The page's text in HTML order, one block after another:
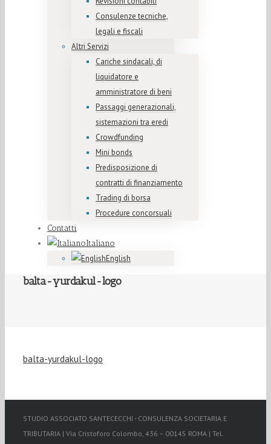
Consulenze tecniche,
legali e fiscali
Altri Servizi
Cariche sindacali, di
liquidatore e
amministratore di beni
Passaggi generazionali,
sistemazioni tra eredi
Crowdfunding
Mini bonds
Predisposizione di
contratti di finanziamento
Trading di borsa
Procedure concorsuali
Contatti
Italiano
English
balta-yurdakul-logo
balta-yurdakul-logo
STUDIO ASSOCIATO SANTECECCHI - CONSULENZA SOCIETARIA E
TRIBUTARIA | Via Cristoforo Colombo, 436 – 00145 ROMA | Tel.